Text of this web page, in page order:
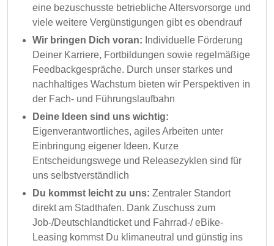
eine bezuschusste betriebliche Altersvorsorge und
viele weitere Vergünstigungen gibt es obendrauf
Wir bringen Dich voran: Individuelle Förderung
Deiner Karriere, Fortbildungen sowie regelmäßige
Feedbackgespräche. Durch unser starkes und
nachhaltiges Wachstum bieten wir Perspektiven in
der Fach- und Führungslaufbahn
Deine Ideen sind uns wichtig:
Eigenverantwortliches, agiles Arbeiten unter
Einbringung eigener Ideen. Kurze
Entscheidungswege und Releasezyklen sind für
uns selbstverständlich
Du kommst leicht zu uns: Zentraler Standort
direkt am Stadthafen. Dank Zuschuss zum
Job-/Deutschlandticket und Fahrrad-/ eBike-
Leasing kommst Du klimaneutral und günstig ins